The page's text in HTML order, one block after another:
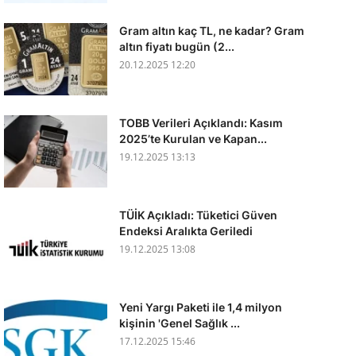
Gram altın kaç TL, ne kadar? Gram
altın fiyatı bugün (2...
20.12.2025 12:20
TOBB Verileri Açıklandı: Kasım
2025’te Kurulan ve Kapan...
19.12.2025 13:13
TÜİK Açıkladı: Tüketici Güven
Endeksi Aralıkta Geriledi
19.12.2025 13:08
Yeni Yargı Paketi ile 1,4 milyon
kişinin 'Genel Sağlık ...
17.12.2025 15:46